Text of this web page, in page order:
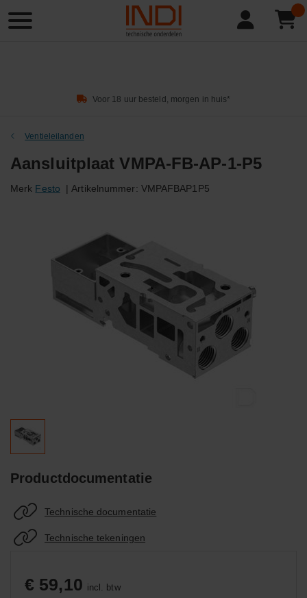
Product
zoeken
Voor 18 uur besteld, morgen in huis*
Ventieleilanden
Aansluitplaat VMPA-FB-AP-1-P5
Merk Festo | Artikelnummer: VMPAFBAP1P5
Productdocumentatie
Technische documentatie
Technische tekeningen
€ 59,10 incl. btw